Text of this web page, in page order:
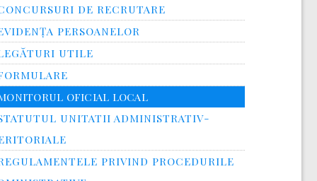
DE RECRUTARE
PERSOANELOR
UTILE
OFICIAL LOCAL
UNITATII ADMINISTRATIV-
PRIVIND PROCEDURILE